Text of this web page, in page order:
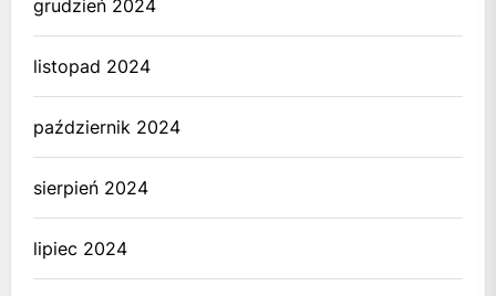
grudzień 2024
listopad 2024
październik 2024
sierpień 2024
lipiec 2024